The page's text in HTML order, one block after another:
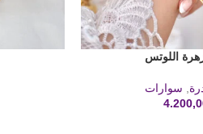
اللوتس
سوارات